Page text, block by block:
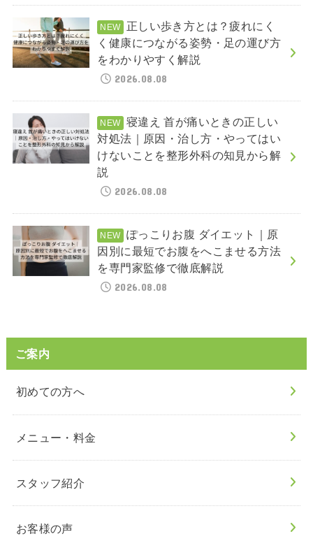
正しい歩き方とは？疲れにく
く健康につながる姿勢・足の運び方
をわかりやすく解説
2026.08.08
寝違え 首が痛いときの正しい
対処法｜原因・治し方・やってはい
けないことを整形外科の知見から解
説
2026.08.08
ぽっこりお腹 ダイエット｜原
因別に最短でお腹をへこませる方法
を専門家監修で徹底解説
2026.08.08
ご案内
初めての方へ
メニュー・料金
スタッフ紹介
お客様の声